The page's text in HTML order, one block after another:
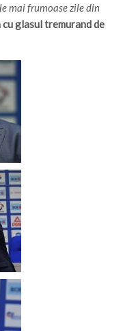
mai frumoase zile din
glasul tremurand de